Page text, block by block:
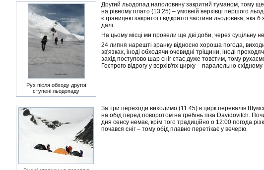
Рух після обходу другої
ступені льодопаду
Другий льодопад наполовину закритий туманом, тому
на рівному плато (13:25) – умовній верхівці першого
є границею закритої і відкритої частини льодовика, яка
далі.
На цьому місці ми провели ще дві доби, через суцільну
24 липня нарешті зранку відносно хороша погода,
зв'язках, іноді обходячи очевидні тріщини, іноді
захід поступово шар сніг стає дуже товстим, тому
Гострого відрогу у верхів'ях цирку – паралельно
За три переходи виходимо (11:45) в цирк перевалів
на обід перед поворотом на гребінь піка Davidovitch.
дня сенсу немає, крім того традиційно о 12:00 погода
почався сніг – тому обід плавно перетікає у вечерю.